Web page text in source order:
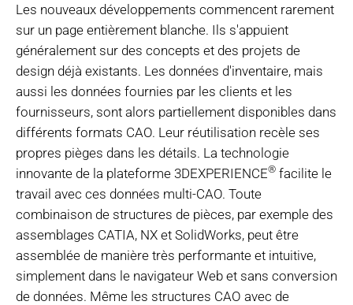
Les nouveaux développements commencent rarement
sur un page entièrement blanche. Ils s'appuient
généralement sur des concepts et des projets de
design déjà existants. Les données d'inventaire, mais
aussi les données fournies par les clients et les
fournisseurs, sont alors partiellement disponibles dans
différents formats CAO. Leur réutilisation recèle ses
propres pièges dans les détails. La technologie
innovante de la plateforme 3DEXPERIENCE® facilite le
travail avec ces données multi-CAO. Toute
combinaison de structures de pièces, par exemple des
assemblages CATIA, NX et SolidWorks, peut être
assemblée de manière très performante et intuitive,
simplement dans le navigateur Web et sans conversion
de données. Même les structures CAO avec de